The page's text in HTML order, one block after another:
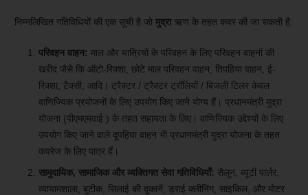
निम्नलिखित गतिविधियों की एक सूची है जो मुद्राऋण के तहत कवर की जा सकती है:
परिवहन वाहन: माल और यात्रियों के परिवहन के लिए परिवहन वाहनों की
खरीद जैसे कि ऑटो-रिक्शा, छोटे माल परिवहन वाहन, तिपहिया वाहन, ई-
रिक्शा, टैक्सी, आदि। ट्रैक्टर / ट्रैक्टर ट्रॉलियों / बिजली टिलर केवल
वाणिज्यिक प्रयोजनों के लिए उपयोग किए जाने योग्य हैं। प्रधानमंत्री मुद्रा
योजना (पीएमएमवाई ) के तहत सहायता के लिए। वाणिज्यिक उद्देश्यों के लिए
उपयोग किए जाने वाले दूपहिया वाहन भी प्रधानमंत्री मुद्रा योजना के तहत
कवरेज के लिए पात्र हैं।
सामुदायिक, सामाजिक और व्यक्तिगत सेवा गतिविधियाँ: सैलून, ब्यूटी पार्लर,
व्यायामशाला, बुटीक, सिलाई की दुकानें, ड्राई क्लीनिंग, साइकिल, और मोटर